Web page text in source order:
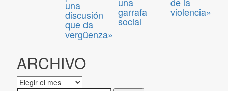
una
discusión
que da
vergüenza»
garrafa
social
violencia»
ARCHIVO